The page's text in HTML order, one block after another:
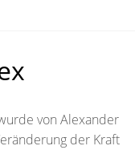
von Alexander
der Kraft